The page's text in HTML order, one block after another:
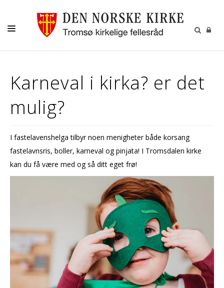
AKTIVITETER OG KONSERTER
KONFIRMASJON
VIGSEL
KONTAKT
Karneval i kirka? er det
mulig?
I fastelavenshelga tilbyr noen menigheter både korsang
fastelavnsris, boller, karneval og pinjata! I Tromsdalen kirke
kan du få være med og så ditt eget frø!